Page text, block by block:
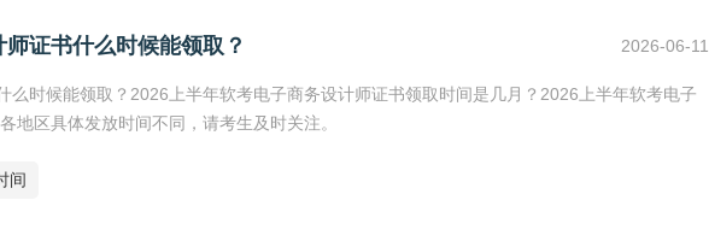
证书什么时候能领取？ 2026-06-11
么时候能领取？2026上半年软考电子商务设计师证书领取时间是几月？2026上半年软考电子
地区具体发放时间不同，请考生及时关注。
间